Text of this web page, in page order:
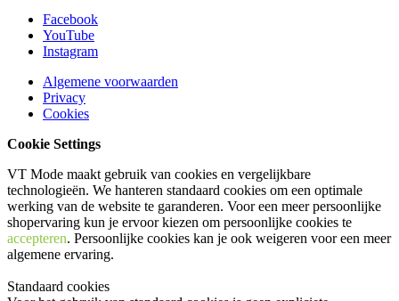
Facebook
YouTube
Instagram
Algemene voorwaarden
Privacy
Cookies
Cookie Settings
VT Mode maakt gebruik van cookies en vergelijkbare
technologieën. We hanteren standaard cookies om een optimale
werking van de website te garanderen. Voor een meer persoonlijke
shopervaring kun je ervoor kiezen om persoonlijke cookies te
accepteren. Persoonlijke cookies kan je ook weigeren voor een meer
algemene ervaring.
Standaard cookies